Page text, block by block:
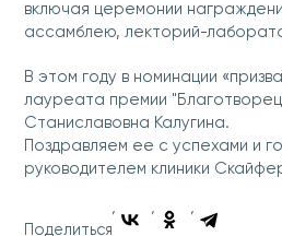
включая церемонии
ассамблею, лекторий-
В этом году в номинации
лауреата премии
Станиславовна Калугина.
Поздравляем ее с успехами и
руководителем клиники
Поделиться